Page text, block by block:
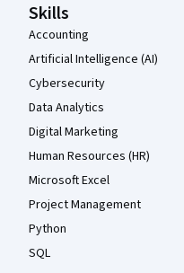
Skills
Accounting
Artificial Intelligence (AI)
Cybersecurity
Data Analytics
Digital Marketing
Human Resources (HR)
Microsoft Excel
Project Management
Python
SQL